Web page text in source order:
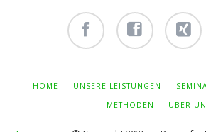
zentrum
zentrum
NAVIGATION
HOME UNSERE LEISTUNGEN
METHODEN
ÜBER